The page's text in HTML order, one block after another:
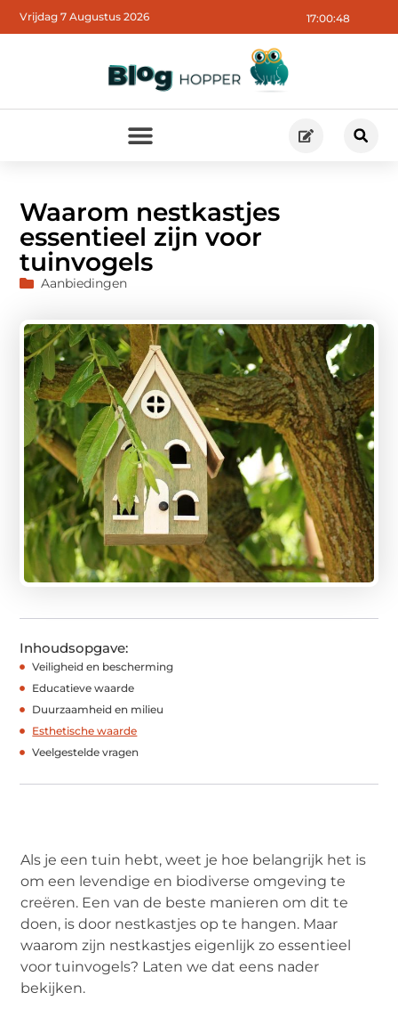
17:00:49
Vrijdag 7 Augustus 2026
Waarom nestkastjes
essentieel zijn voor
tuinvogels
Aanbiedingen
Inhoudsopgave:
Veiligheid en bescherming
Educatieve waarde
Duurzaamheid en milieu
Esthetische waarde
Veelgestelde vragen
Als je een tuin hebt, weet je hoe belangrijk het is
om een levendige en biodiverse omgeving te
creëren. Een van de beste manieren om dit te
doen, is door nestkastjes op te hangen. Maar
waarom zijn nestkastjes eigenlijk zo essentieel
voor tuinvogels? Laten we dat eens nader
bekijken.